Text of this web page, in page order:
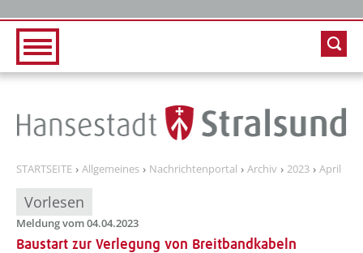
STARTSEITE Allgemeines Nachrichtenportal Archiv 2023 April
Vorlesen
Meldung vom 04.04.2023
Baustart zur Verlegung von Breitbandkabeln